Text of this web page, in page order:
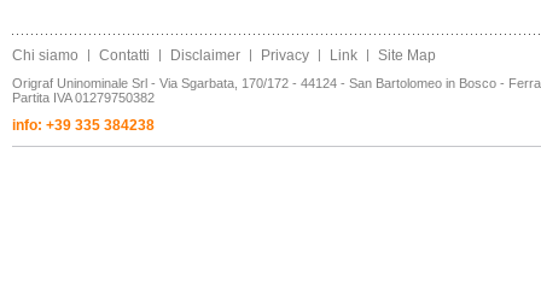
Chi siamo | Contatti | Disclaimer | Privacy | Link | Site Map
Origraf Uninominale Srl - Via Sgarbata, 170/172 - 44124 - San Bartolomeo in Bosco -
Partita IVA 01279750382
info: +39 335 384238